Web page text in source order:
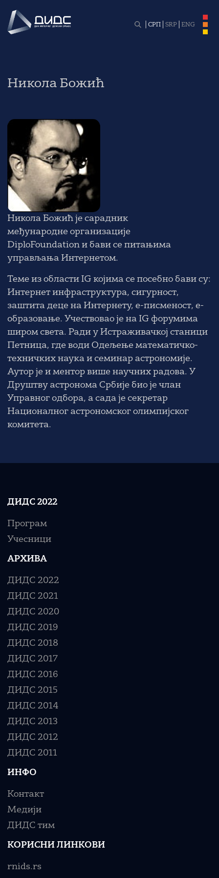
СРП SRP ENG
Никола Божић
Никола Божић је сарадник
међународне организације
DiploFoundation и бави се питањима
управљања Интернетом.
Теме из области IG којима се посебно бави су:
Интернет инфраструктура, сигурност,
заштита деце на Интернету, е-писменост, е-
образовање. Учествовао је на IG форумима
широм света. Ради у Истраживачкој станици
Петница, где води Одељење математичко-
техничких наука и семинар астрономије.
Аутор је и ментор више научних радова. У
Друштву астронома Србије био је члан
Управног одбора, а сада је секретар
Националног астрономског олимпијског
комитета.
ДИДС 2022
Програм
Учесници
АРХИВА
ДИДС 2022
ДИДС 2021
ДИДС 2020
ДИДС 2019
ДИДС 2018
ДИДС 2017
ДИДС 2016
ДИДС 2015
ДИДС 2014
ДИДС 2013
ДИДС 2012
ДИДС 2011
ИНФО
Контакт
Медији
ДИДС тим
КОРИСНИ ЛИНКОВИ
rnids.rs